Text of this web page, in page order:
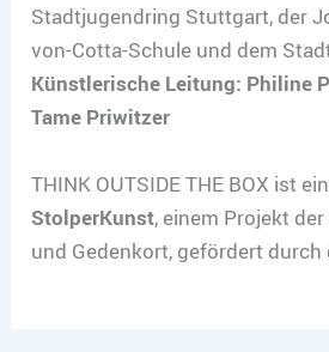
Stadtjugendring Stuttgart, der
von-Cotta-Schule und dem
Künstlerische Leitung: Philine
Tame Priwitzer
THINK OUTSIDE THE BOX ist
StolperKunst, einem Projekt
und Gedenkort, gefördert